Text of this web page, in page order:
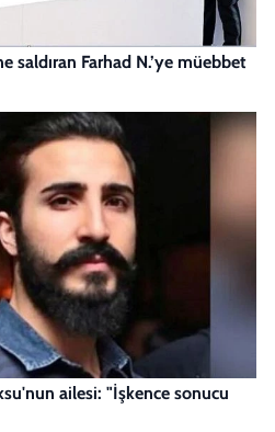
saldıran Farhad N.’ye müebbet
ailesi: "İşkence sonucu